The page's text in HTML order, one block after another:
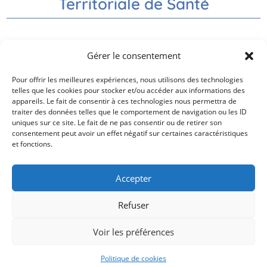
Gérer le consentement
Pour offrir les meilleures expériences, nous utilisons des technologies
telles que les cookies pour stocker et/ou accéder aux informations des
appareils. Le fait de consentir à ces technologies nous permettra de
traiter des données telles que le comportement de navigation ou les ID
uniques sur ce site. Le fait de ne pas consentir ou de retirer son
consentement peut avoir un effet négatif sur certaines caractéristiques
et fonctions.
Accepter
Refuser
Voir les préférences
Politique de cookies
Territoriale de Santé
Mentions légales
Politique de confidentialité
Politique des cookies